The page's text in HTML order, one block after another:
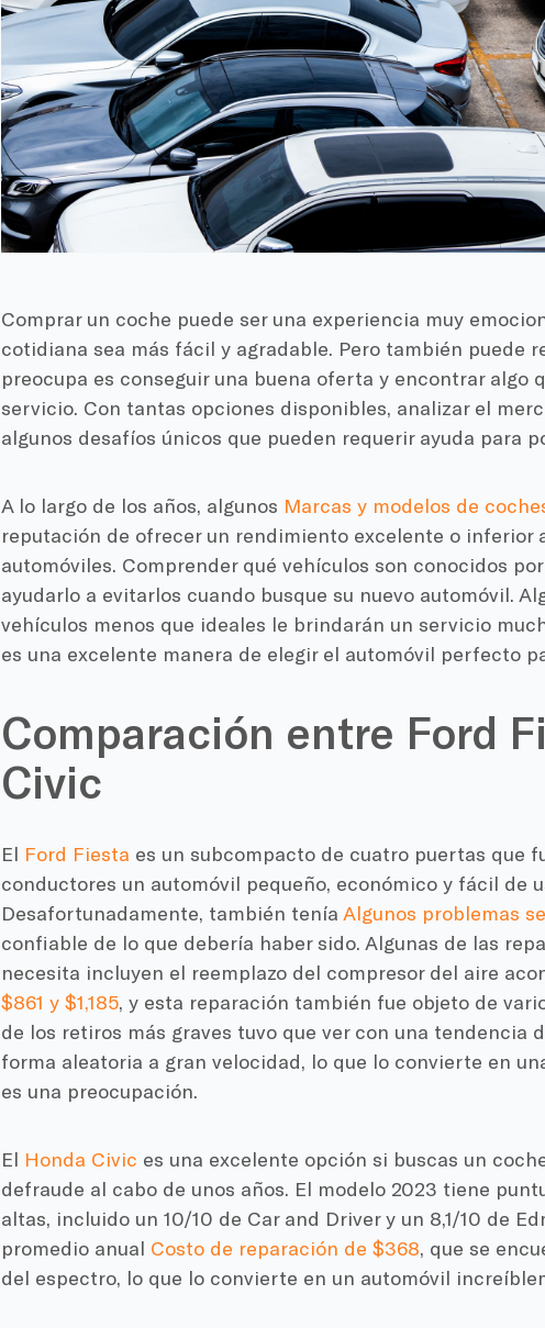
Comprar un coche puede ser una experiencia muy
cotidiana sea más fácil y agradable. Pero también puede
preocupa es conseguir una buena oferta y encontrar algo
servicio. Con tantas opciones disponibles, analizar el
algunos desafíos únicos que pueden requerir ayuda para
A lo largo de los años, algunos Marcas y modelos de
reputación de ofrecer un rendimiento excelente o inferior
automóviles. Comprender qué vehículos son conocidos
ayudarlo a evitarlos cuando busque su nuevo automóvil.
vehículos menos que ideales le brindarán un servicio
es una excelente manera de elegir el automóvil perfecto
Comparación entre Ford
Civic
El Ford Fiesta es un subcompacto de cuatro puertas que
conductores un automóvil pequeño, económico y fácil de
Desafortunadamente, también tenía Algunos problemas
confiable de lo que debería haber sido. Algunas de las
necesita incluyen el reemplazo del compresor del aire
$861 y $1,185, y esta reparación también fue objeto de
de los retiros más graves tuvo que ver con una tendencia
forma aleatoria a gran velocidad, lo que lo convierte en
es una preocupación.
El Honda Civic es una excelente opción si buscas un
defraude al cabo de unos años. El modelo 2023 tiene
altas, incluido un 10/10 de Car and Driver y un 8,1/10 de
promedio anual Costo de reparación de $368, que se
del espectro, lo que lo convierte en un automóvil